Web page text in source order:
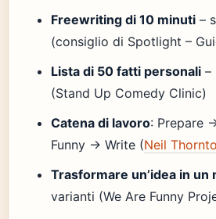
Freewriting di 10 minuti –
(consiglio di Spotlight –
Lista di 50 fatti personali –
(Stand Up Comedy Clinic)
Catena di lavoro: Prepare
Funny → Write (Neil
Trasformare un’idea in un
varianti (We Are Funny